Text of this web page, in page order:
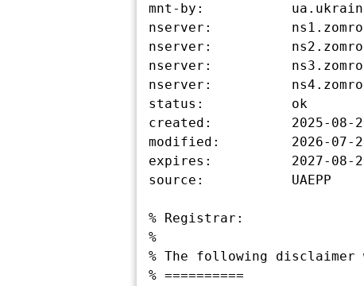
mnt-by:
nserver:
nserver:
nserver:
nserver:
status:           ok
created:          2025-08-26
modified:         2026-07-
expires:          2027-08-26
source:           UAEPP
% Registrar:
%
% The following disclaimer
% ==========